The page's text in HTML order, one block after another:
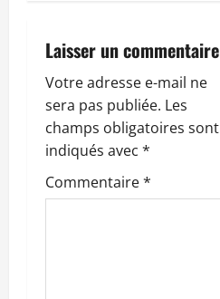
n
d
’
a
r
Laisser un commentaire
Votre adresse e-mail ne
sera pas publiée. Les
champs obligatoires sont
indiqués avec *
Commentaire*